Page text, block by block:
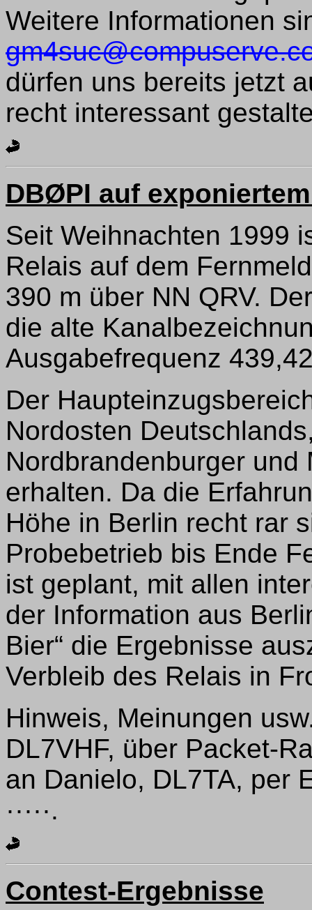
Weitere Informationen
dürfen uns bereits jetzt
recht interessant
DBØPI auf
Seit Weihnachten 1999
Relais auf dem
390 m über NN QRV.
die alte
Ausgabefrequenz
Der
Nordosten
Nordbrandenburger und
erhalten. Da die
Höhe in Berlin recht rar
Probebetrieb bis Ende
ist geplant, mit allen
der Information aus
Bier“ die Ergebnisse
Verbleib des Relais in
Hinweis, Meinungen
DL7VHF, über Packet-
an Danielo, DL7TA, per
·····.
Contest-Ergebnisse